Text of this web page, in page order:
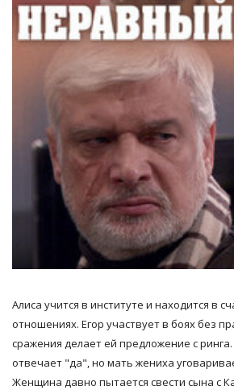
Алиса учится в институте и находится в
отношениях. Егор участвует в боях без
сражения делает ей предложение с
отвечает "да", но мать жениха
Женщина давно пытается свести сына с